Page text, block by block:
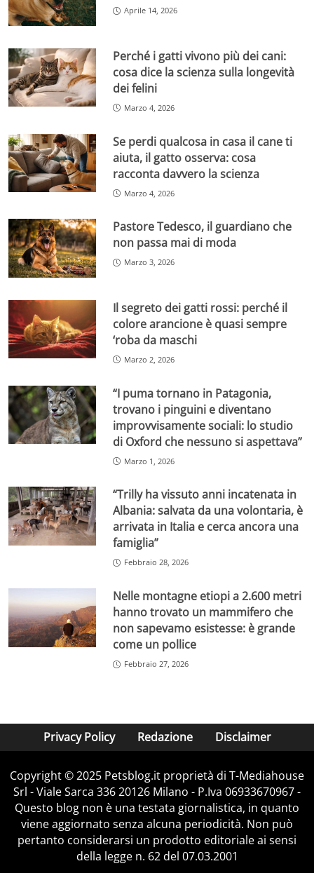
Aprile 14, 2026
Perché i gatti vivono più dei cani:
cosa dice la scienza sulla longevità
dei felini
Marzo 4, 2026
Se perdi qualcosa in casa il cane ti
aiuta, il gatto osserva: cosa
racconta davvero la scienza
Marzo 4, 2026
Pastore Tedesco, il guardiano che
non passa mai di moda
Marzo 3, 2026
Il segreto dei gatti rossi: perché il
colore arancione è quasi sempre
‘roba da maschi
Marzo 2, 2026
“I puma tornano in Patagonia,
trovano i pinguini e diventano
improvvisamente sociali: lo studio
di Oxford che nessuno si aspettava”
Marzo 1, 2026
“Trilly ha vissuto anni incatenata in
Albania: salvata da una volontaria, è
arrivata in Italia e cerca ancora una
famiglia”
Febbraio 28, 2026
Nelle montagne etiopi a 2.600 metri
hanno trovato un mammifero che
non sapevamo esistesse: è grande
come un pollice
Febbraio 27, 2026
Privacy Policy Redazione Disclaimer
Copyright © 2025 Petsblog.it proprietà di T-Mediahouse
Srl - Viale Sarca 336 20126 Milano - P.Iva 06933670967 -
Questo blog non è una testata giornalistica, in quanto
viene aggiornato senza alcuna periodicità. Non può
pertanto considerarsi un prodotto editoriale ai sensi
della legge n. 62 del 07.03.2001